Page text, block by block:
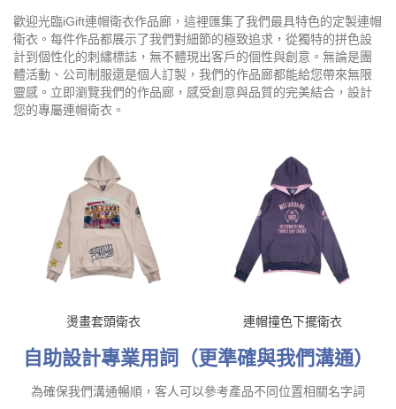
歡迎光臨iGift連帽衛衣作品廊，這裡匯集了我們最具特色的定製連帽
衛衣。每件作品都展示了我們對細節的極致追求，從獨特的拼色設
計到個性化的刺繡標誌，無不體現出客戶的個性與創意。無論是團
體活動、公司制服還是個人訂製，我們的作品廊都能給您帶來無限
靈感。立即瀏覽我們的作品廊，感受創意與品質的完美結合，設計
您的專屬連帽衛衣。
燙畫套頭衛衣 連帽撞色下擺衛衣
自助設計專業用詞（更準確與我們溝通）
為確保我們溝通暢順，客人可以參考產品不同位置相關名字詞